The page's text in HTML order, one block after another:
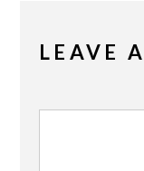
LEAVE